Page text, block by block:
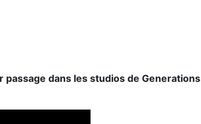
dans les studios de Generations